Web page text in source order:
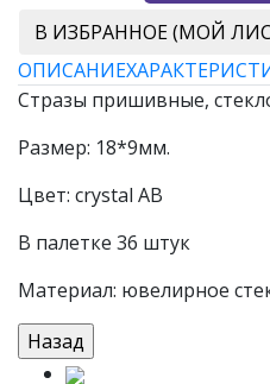
В ИЗБРАННОЕ (МОЙ
ОПИСАНИЕ
Стразы пришивные,
Размер: 18*9мм.
Цвет: crystal AB
В палетке 36 штук
Материал: ювелирное